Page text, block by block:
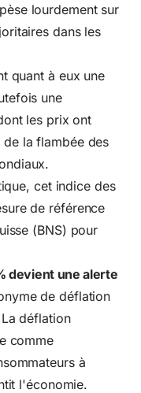
lourdement sur
dans les
quant à eux une
une
les prix ont
la flambée des
, cet indice des
de référence
(BNS) pour
devient une alerte
de déflation
déflation
comme
à
l'économie.